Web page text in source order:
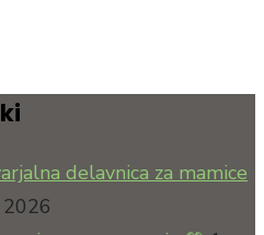
delavnica za mamice
2026